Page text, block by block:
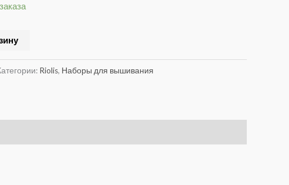
Riolis, Наборы для вышивания